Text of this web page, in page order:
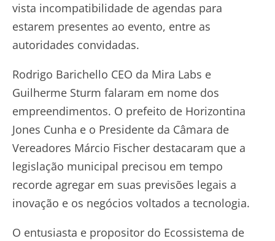
vista incompatibilidade de agendas para
estarem presentes ao evento, entre as
autoridades convidadas.
Rodrigo Barichello CEO da Mira Labs e
Guilherme Sturm falaram em nome dos
empreendimentos. O prefeito de Horizontina
Jones Cunha e o Presidente da Câmara de
Vereadores Márcio Fischer destacaram que a
legislação municipal precisou em tempo
recorde agregar em suas previsões legais a
inovação e os negócios voltados a tecnologia.
O entusiasta e propositor do Ecossistema de